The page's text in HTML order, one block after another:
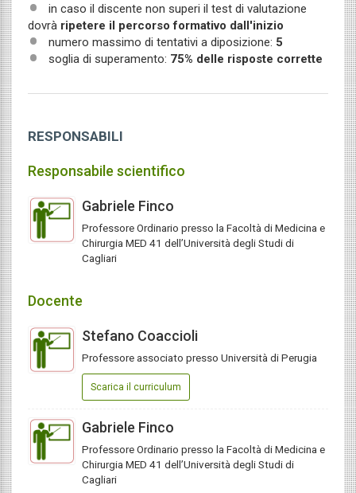
in caso il discente non superi il test di valutazione
dovrà ripetere il percorso formativo dall'inizio
numero massimo di tentativi a diposizione: 5
soglia di superamento: 75% delle risposte corrette
RESPONSABILI
Responsabile scientifico
Gabriele Finco
Professore Ordinario presso la Facoltà di Medicina e
Chirurgia MED 41 dell’Università degli Studi di
Cagliari
Docente
Stefano Coaccioli
Professore associato presso Università di Perugia
Scarica il curriculum
Gabriele Finco
Professore Ordinario presso la Facoltà di Medicina e
Chirurgia MED 41 dell’Università degli Studi di
Cagliari